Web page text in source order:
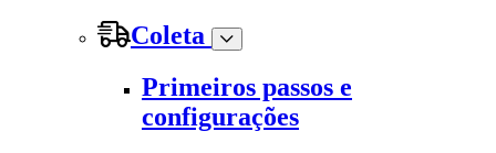
Coleta
Primeiros passos e
configurações